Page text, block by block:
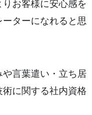
お客様に安心感を
ターになれると思
言葉遣い・立ち居
に関する社内資格